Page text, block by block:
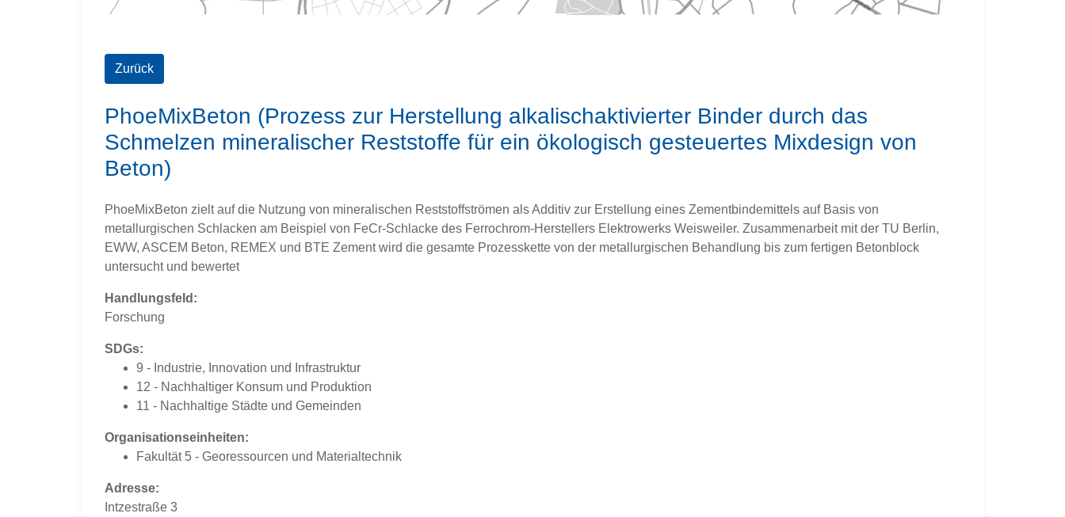
Zurück
PhoeMixBeton (Prozess zur Herstellung alkalischaktivierter Binder durch das
Schmelzen mineralischer Reststoffe für ein ökologisch gesteuertes Mixdesign von
Beton)
PhoeMixBeton zielt auf die Nutzung von mineralischen Reststoffströmen als Additiv zur Erstellung eines Zementbindemittels auf Basis von
metallurgischen Schlacken am Beispiel von FeCr-Schlacke des Ferrochrom-Herstellers Elektrowerks Weisweiler. Zusammenarbeit mit der TU Berlin,
EWW, ASCEM Beton, REMEX und BTE Zement wird die gesamte Prozesskette von der metallurgischen Behandlung bis zum fertigen Betonblock
untersucht und bewertet
Handlungsfeld:
Forschung
SDGs:
9 - Industrie, Innovation und Infrastruktur
12 - Nachhaltiger Konsum und Produktion
11 - Nachhaltige Städte und Gemeinden
Organisationseinheiten:
Fakultät 5 - Georessourcen und Materialtechnik
Adresse:
Intzestraße 3